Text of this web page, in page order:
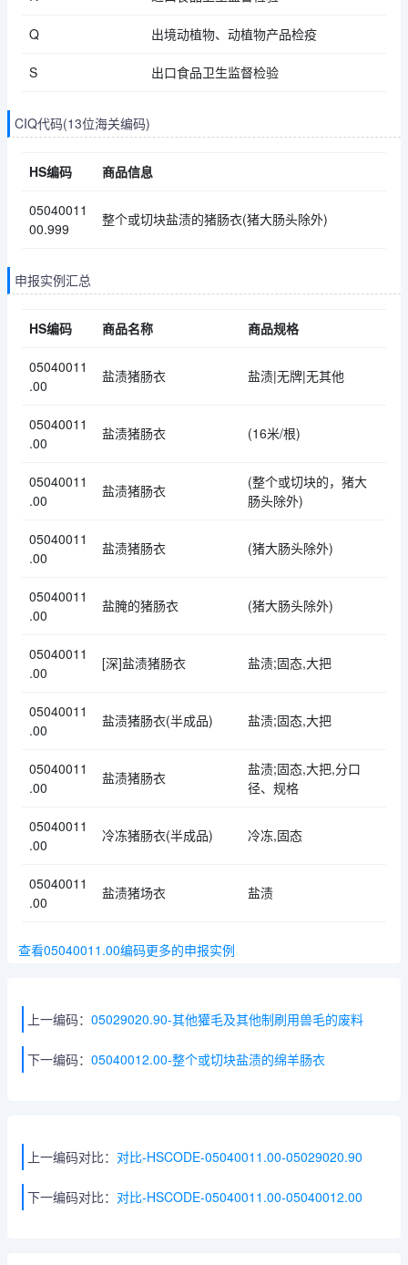
Q 出境动植物、动植物产品检疫
S 出口食品卫生监督检验
CIQ代码(13位海关编码)
HS编码 商品信息
05040011
00.999
整个或切块盐渍的猪肠衣(猪大肠头除外)
申报实例汇总
HS编码 商品名称 商品规格
05040011
.00
盐渍猪肠衣 盐渍|无牌|无其他
05040011
.00
盐渍猪肠衣 (16米/根)
05040011
.00
盐渍猪肠衣
(整个或切块的，猪大
肠头除外)
05040011
.00
盐渍猪肠衣 (猪大肠头除外)
05040011
.00
盐腌的猪肠衣 (猪大肠头除外)
05040011
.00
[深]盐渍猪肠衣 盐渍;固态,大把
05040011
.00
盐渍猪肠衣(半成品) 盐渍;固态,大把
05040011
.00
盐渍猪肠衣
盐渍;固态,大把,分口
径、规格
05040011
.00
冷冻猪肠衣(半成品) 冷冻,固态
05040011
.00
盐渍猪场衣 盐渍
查看05040011.00编码更多的申报实例
上一编码： 05029020.90-其他獾毛及其他制刷用兽毛的废料
下一编码： 05040012.00-整个或切块盐渍的绵羊肠衣
上一编码对比： 对比-HSCODE-05040011.00-05029020.90
下一编码对比： 对比-HSCODE-05040011.00-05040012.00